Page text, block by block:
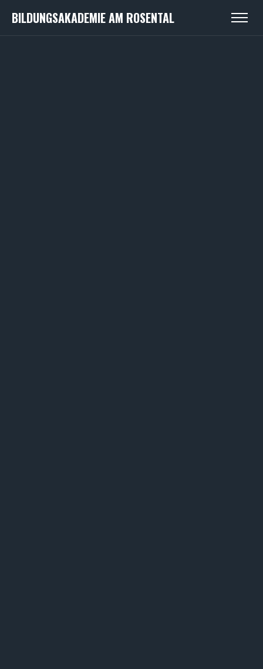
BILDUNGSAKADEMIE AM ROSENTAL